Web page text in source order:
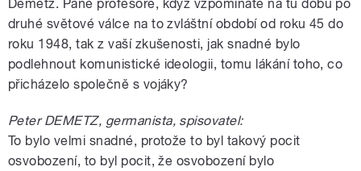
Demetz. Pane profesore, když vzpomínáte na tu dobu po
druhé světové válce na to zvláštní období od roku 45 do
roku 1948, tak z vaší zkušenosti, jak snadné bylo
podlehnout komunistické ideologii, tomu lákání toho, co
přicházelo společně s vojáky?
Peter DEMETZ, germanista, spisovatel:
To bylo velmi snadné, protože to byl takový pocit
osvobození, to byl pocit, že osvobození bylo